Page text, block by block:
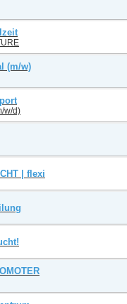
(m/w)
w/d)
| flexi